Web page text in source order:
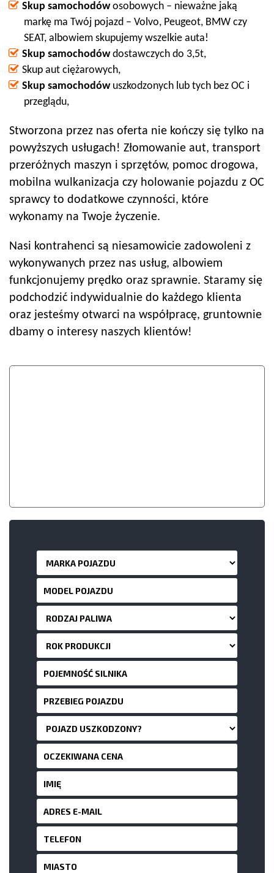
Skup samochodówosobowych – nieważne jaką
markę ma Twój pojazd – Volvo, Peugeot, BMW czy
SEAT, albowiem skupujemy wszelkie auta!
Skup samochodówdostawczych do 3,5t,
Skup aut ciężarowych,
Skup samochodówuszkodzonych lub tych bez OC i
przeglądu,
Stworzona przez nas oferta nie kończy się tylko na
powyższych usługach! Złomowanie aut, transport
przeróżnych maszyn i sprzętów, pomoc drogowa,
mobilna wulkanizacja czy holowanie pojazdu z OC
sprawcy to dodatkowe czynności, które
wykonamy na Twoje życzenie.
Nasi kontrahenci są niesamowicie zadowoleni z
wykonywanych przez nas usług, albowiem
funkcjonujemy prędko oraz sprawnie. Staramy się
podchodzić indywidualnie do każdego klienta
oraz jesteśmy otwarci na współpracę, gruntownie
dbamy o interesy naszych klientów!